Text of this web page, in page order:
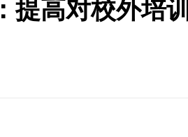
提高对校外培